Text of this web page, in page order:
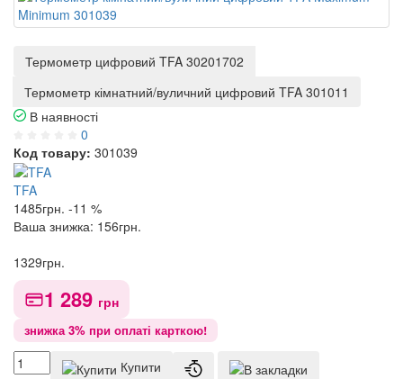
Термометр цифровий TFA 30201702
Термометр кімнатний/вуличний цифровий TFA 301011
В наявності
0
Код товару: 301039
TFA
1485грн. -11 %
Ваша знижка: 156грн.
1329грн.
1 289 грн
знижка 3% при оплаті карткою!
Купити